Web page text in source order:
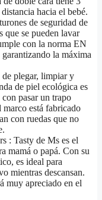
hacia el bebé.
de seguridad de
que se pueden lavar
con la norma EN
la máxima
plegar, limpiar y
de piel ecológica es
pasar un trapo
está fabricado
con ruedas que no
: Tasty de Ms es el
mamá o papá. Con su
es ideal para
mientras descansan.
muy apreciado en el